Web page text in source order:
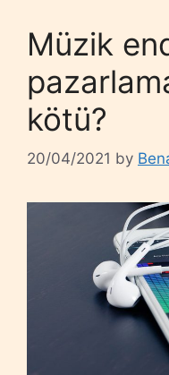
Müzik
kötü?
20/04/2021 by